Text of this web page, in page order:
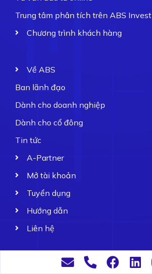
Trung tâm phân tích trên ABS Invest
Chương trình khách hàng
Về ABS
Ban lãnh đạo
Dành cho doanh nghiệp
Dành cho cổ đông
Tin tức
A-Partner
Mở tài khoản
Tuyển dụng
Hướng dẫn
Liên hệ